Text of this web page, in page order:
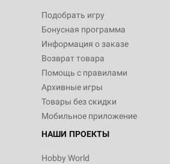
Подобрать игру
Бонусная программа
Информация о заказе
Возврат товара
Помощь с правилами
Архивные игры
Товары без скидки
Мобильное приложение
НАШИ ПРОЕКТЫ
Hobby World